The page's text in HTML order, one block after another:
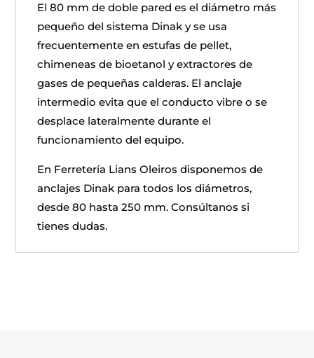
El 80 mm de doble pared es el diámetro más
pequeño del sistema Dinak y se usa
frecuentemente en estufas de pellet,
chimeneas de bioetanol y extractores de
gases de pequeñas calderas. El anclaje
intermedio evita que el conducto vibre o se
desplace lateralmente durante el
funcionamiento del equipo.
En Ferretería Lians Oleiros disponemos de
anclajes Dinak para todos los diámetros,
desde 80 hasta 250 mm. Consúltanos si
tienes dudas.